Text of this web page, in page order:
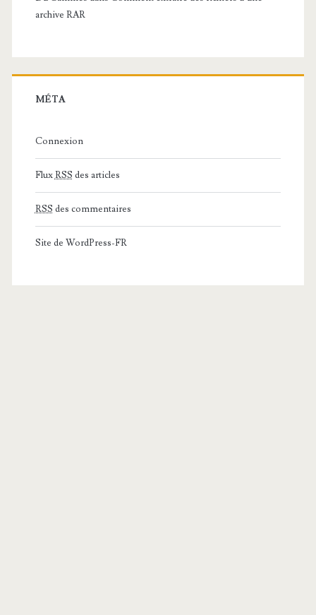
archive RAR
MÉTA
Connexion
FluxRSS des articles
RSS des commentaires
Site de WordPress-FR